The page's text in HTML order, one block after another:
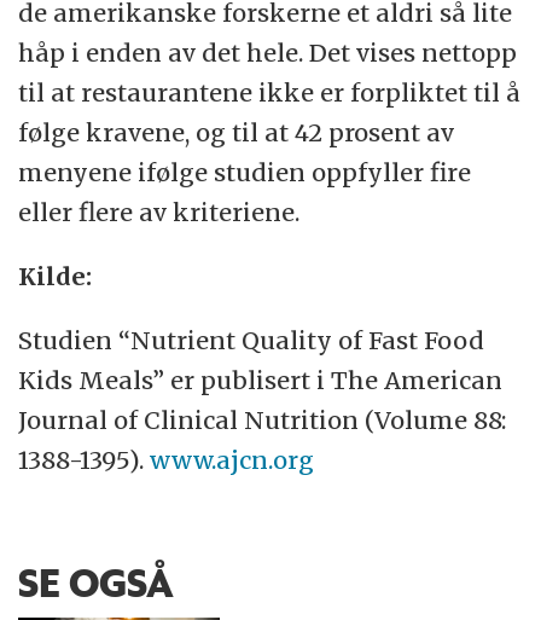
de amerikanske forskerne et aldri så lite
håp i enden av det hele. Det vises nettopp
til at restaurantene ikke er forpliktet til å
følge kravene, og til at 42 prosent av
menyene ifølge studien oppfyller fire
eller flere av kriteriene.
Kilde:
Studien “Nutrient Quality of Fast Food
Kids Meals” er publisert i The American
Journal of Clinical Nutrition (Volume 88:
1388-1395).www.ajcn.org
SE OGSÅ